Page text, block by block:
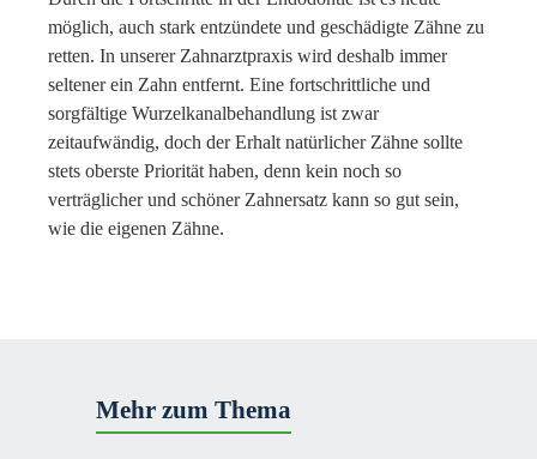
möglich, auch stark entzündete und geschädigte Zähne zu
retten. In unserer Zahnarztpraxis wird deshalb immer
seltener ein Zahn entfernt. Eine fortschrittliche und
sorgfältige Wurzelkanalbehandlung ist zwar
zeitaufwändig, doch der Erhalt natürlicher Zähne sollte
stets oberste Priorität haben, denn kein noch so
verträglicher und schöner Zahnersatz kann so gut sein,
wie die eigenen Zähne.
Mehr zum Thema